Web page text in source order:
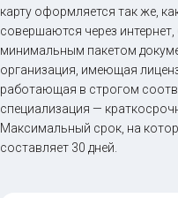
карту оформляется так же,
совершаются через
минимальным пакетом
организация, имеющая
работающая в строгом
специализация —
Максимальный срок, на
составляет 30 дней.